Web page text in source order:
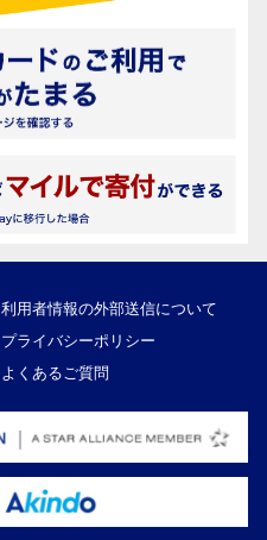
利用者情報の外部送信について
プライバシーポリシー
よくあるご質問